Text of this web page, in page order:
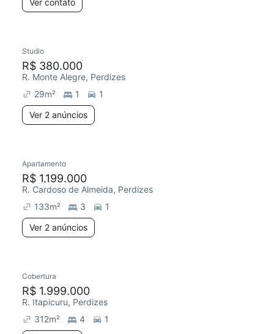
Ver contato
Studio
R$ 380.000
R. Monte Alegre, Perdizes
29m² 1
1
Ver 2 anúncios
Apartamento
R$ 1.199.000
R. Cardoso de Almeida, Perdizes
133m² 3
1
Ver 2 anúncios
Cobertura
R$ 1.999.000
R. Itapicuru, Perdizes
312m² 4
1